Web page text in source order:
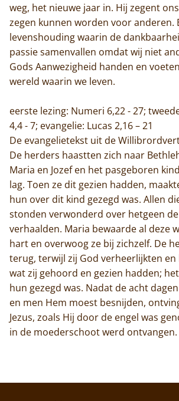
weg, het nieuwe jaar in. Hij zegent
zegen kunnen worden voor anderen.
levenshouding waarin de
passie samenvallen omdat wij niet
Gods Aanwezigheid handen en
wereld waarin we leven.
eerste lezing: Numeri 6,22 - 27;
4,4 - 7; evangelie: Lucas 2,16 – 21
De evangelietekst uit de
De herders haastten zich naar
Maria en Jozef en het pasgeboren
lag. Toen ze dit gezien hadden,
hun over dit kind gezegd was. Allen
stonden verwonderd over hetgeen
verhaalden. Maria bewaarde al deze
hart en overwoog ze bij zichzelf. De
terug, terwijl zij God verheerlijkten
wat zij gehoord en gezien hadden;
hun gezegd was. Nadat de acht
en men Hem moest besnijden,
Jezus, zoals Hij door de engel was
in de moederschoot werd ontvangen.